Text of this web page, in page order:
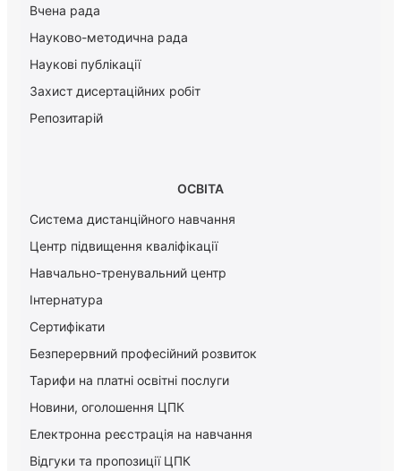
Вчена рада
Науково-методична рада
Наукові публікації
Захист дисертаційних робіт
Репозитарій
ОСВІТА
Система дистанційного навчання
Центр підвищення кваліфікації
Навчально-тренувальний центр
Інтернатура
Сертифікати
Безперервний професійний розвиток
Тарифи на платні освітні послуги
Новини, оголошення ЦПК
Електронна реєстрація на навчання
Відгуки та пропозиції ЦПК